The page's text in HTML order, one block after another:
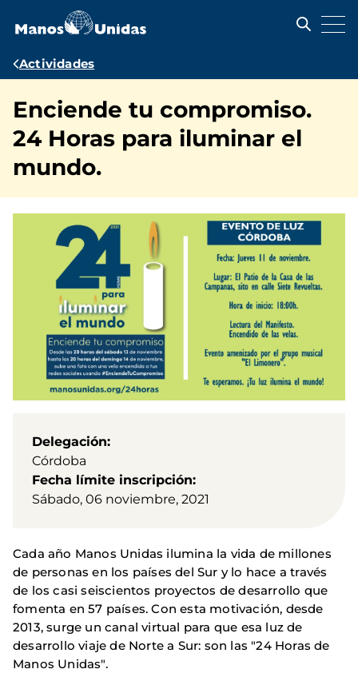
contenido
Ruta
navegación
Actividades
Enciende tu compromiso.
24 Horas para iluminar el
mundo.
Delegación
Córdoba
Fecha límite inscripción
Sábado, 06 noviembre, 2021
Cada año Manos Unidas ilumina la vida de millones
de personas en los países del Sur y lo hace a través
de los casi seiscientos proyectos de desarrollo que
fomenta en 57 países. Con esta motivación, desde
2013, surge un canal virtual para que esa luz de
desarrollo viaje de Norte a Sur: son las "24 Horas de
Manos Unidas".